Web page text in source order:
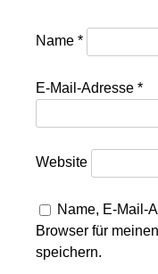
Name*
E-Mail-Adresse*
Website
Name, E-Mail-
Browser für
speichern.